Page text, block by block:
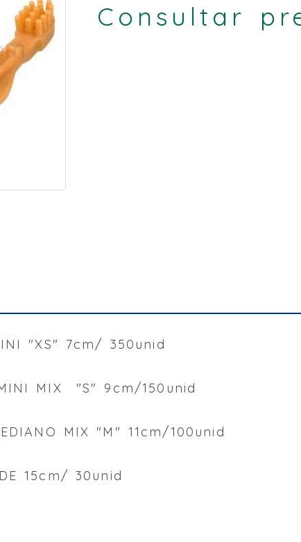
Consultar
"XS" 7cm/ 350unid
MINI MIX "S" 9cm/150unid
MIX "M" 11cm/100unid
15cm/ 30unid